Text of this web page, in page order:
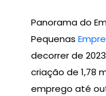
Panorama do
Pequenas
decorrer de
criação de 1,78
emprego até